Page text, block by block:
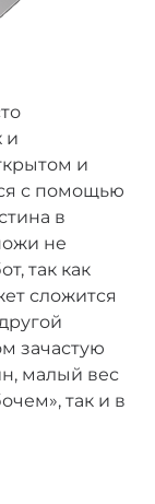
и
и
с помощью
в
не
так как
сложится
зачастую
малый вес
так и в